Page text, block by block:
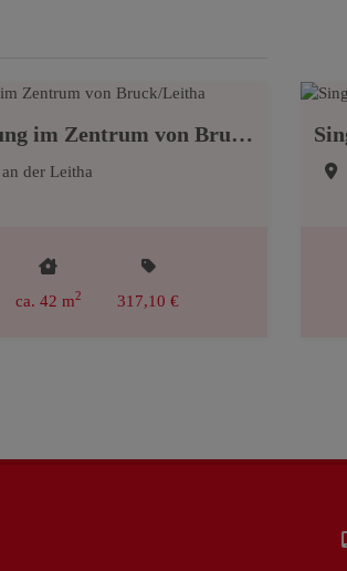
Singlewohnung im Zentrum von Bruck/Leitha
der Leitha
ca. 42 m2 317,10 €